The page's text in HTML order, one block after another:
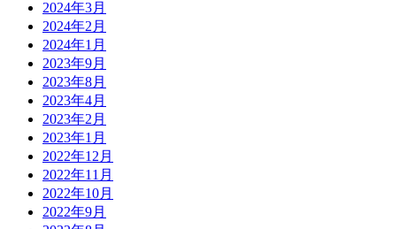
2024年3月
2024年2月
2024年1月
2023年9月
2023年8月
2023年4月
2023年2月
2023年1月
2022年12月
2022年11月
2022年10月
2022年9月